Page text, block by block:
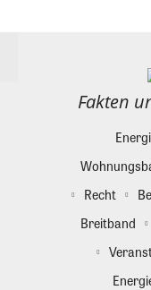
Fakten
Recht
Breitband